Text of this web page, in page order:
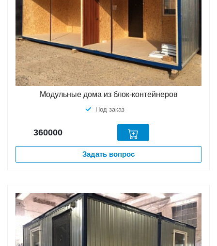
Модульные дома из блок-контейнеров
Под заказ
360000
Задать вопрос